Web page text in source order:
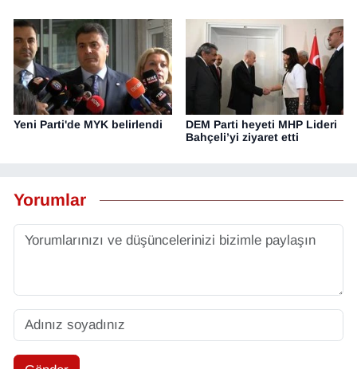
Yeni Parti'de MYK belirlendi
DEM Parti heyeti MHP Lideri
Bahçeli’yi ziyaret etti
Yorumlar